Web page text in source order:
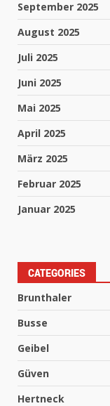
September 2025
August 2025
Juli 2025
Juni 2025
Mai 2025
April 2025
März 2025
Februar 2025
Januar 2025
CATEGORIES
Brunthaler
Busse
Geibel
Güven
Hertneck